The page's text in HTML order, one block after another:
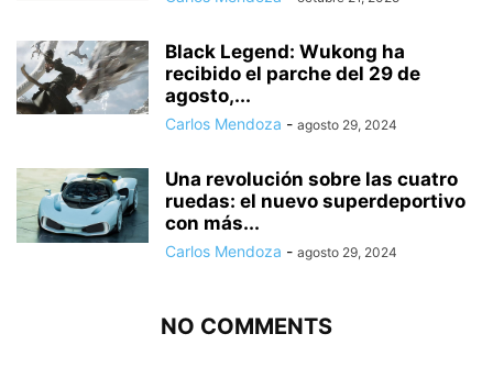
Black Legend: Wukong ha
recibido el parche del 29 de
agosto,...
Carlos Mendoza - agosto 29, 2024
Una revolución sobre las cuatro
ruedas: el nuevo superdeportivo
con más...
Carlos Mendoza - agosto 29, 2024
NO COMMENTS